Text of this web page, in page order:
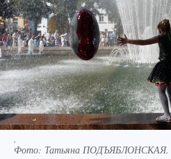
.
Фото: Татьяна ПОДЪЯБЛОНСКАЯ.